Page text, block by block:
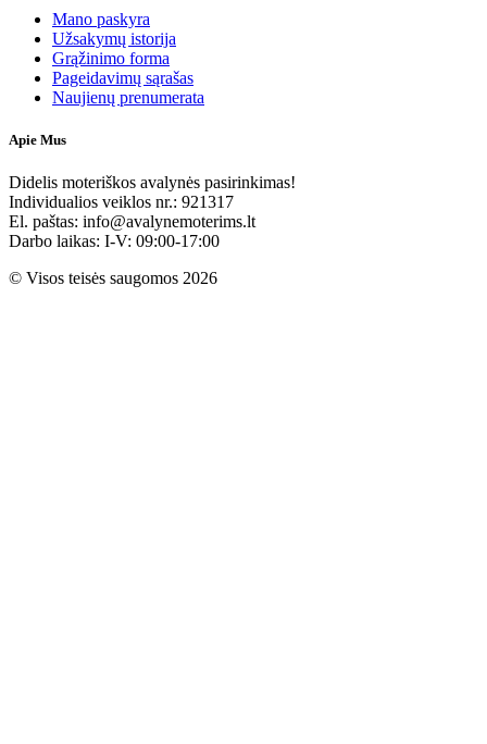
Mano paskyra
Užsakymų istorija
Grąžinimo forma
Pageidavimų sąrašas
Naujienų prenumerata
Apie Mus
Didelis moteriškos avalynės pasirinkimas!
Individualios veiklos nr.: 921317
El. paštas: info@avalynemoterims.lt
Darbo laikas: I-V: 09:00-17:00
© Visos teisės saugomos 2026